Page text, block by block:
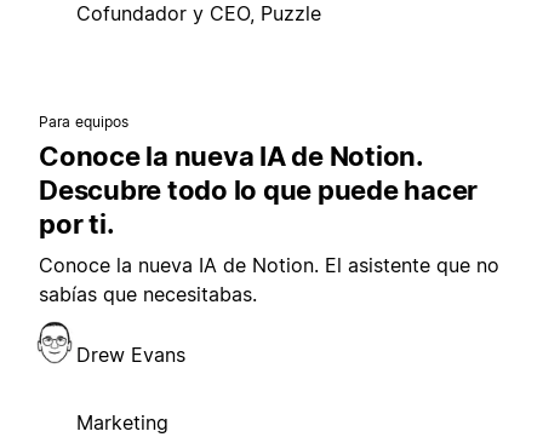
Cofundador y CEO, Puzzle
Para equipos
Conoce la nueva IA de Notion.
Descubre todo lo que puede hacer
por ti.
Conoce la nueva IA de Notion. El asistente que no
sabías que necesitabas.
Drew Evans
Marketing